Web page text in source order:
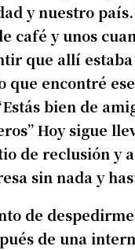
y nuestro país.
café y unos
que allí
que encontré
bien de
Hoy sigue
de reclusión y
sin nada y
de
de una